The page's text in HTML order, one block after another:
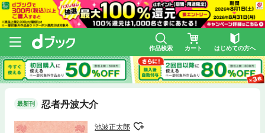
作品検索 カート はじめての方へ
最新刊 忍者丹波大介
池波正太郎